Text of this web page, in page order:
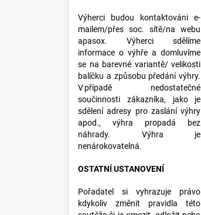
Výherci budou kontaktováni e-
mailem/přes soc. sítě/na webu
apasox. Výherci sdělíme
informace o výhře a domluvíme
se na barevné variantě/ velikosti
balíčku a způsobu předání výhry.
V případě nedostatečné
součinnosti zákazníka, jako je
sdělení adresy pro zaslání výhry
apod., výhra propadá bez
náhrady. Výhra je
nenárokovatelná.
OSTATNÍ USTANOVENÍ
Pořadatel si vyhrazuje právo
kdykoliv změnit pravidla této